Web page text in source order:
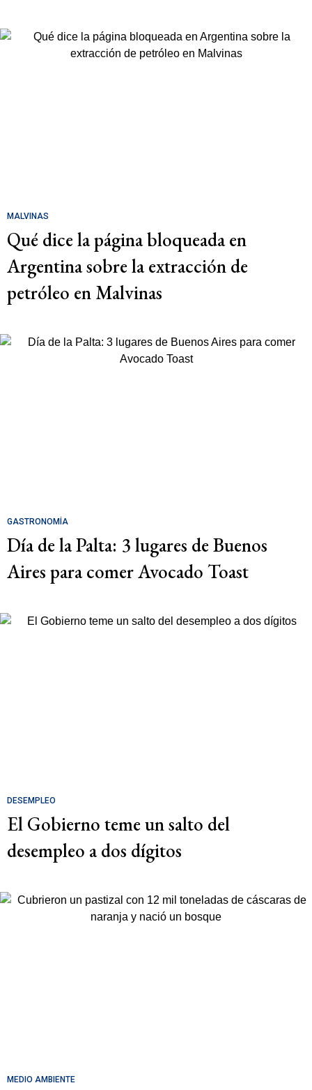
MALVINAS
Qué dice la página bloqueada en
Argentina sobre la extracción de
petróleo en Malvinas
GASTRONOMÍA
Día de la Palta: 3 lugares de Buenos
Aires para comer Avocado Toast
DESEMPLEO
El Gobierno teme un salto del
desempleo a dos dígitos
MEDIO AMBIENTE